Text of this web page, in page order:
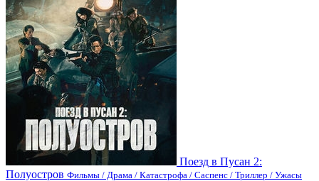
Поезд в Пусан 2:
Полуостров Фильмы / Драма / Катастрофа / Саспенс / Триллер / Ужасы